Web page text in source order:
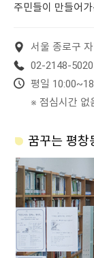
주민들이 만들어
서울 종로구
02-2148-5020
평일
※ 점심시간 없
꿈꾸는 평창